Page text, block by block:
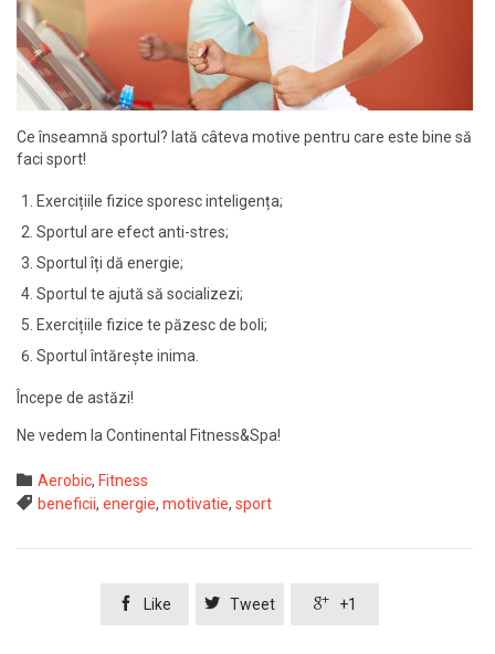
Ce înseamnă sportul? Iată câteva motive pentru care este bine să
faci sport!
Exercițiile fizice sporesc inteligența;
Sportul are efect anti-stres;
Sportul îți dă energie;
Sportul te ajută să socializezi;
Exercițiile fizice te păzesc de boli;
Sportul întărește inima.
Începe de astăzi!
Ne vedem la Continental Fitness&Spa!
 Category
Aerobic, Fitness
 Tags
beneficii, energie, motivatie, sport
 Like  Tweet  +1